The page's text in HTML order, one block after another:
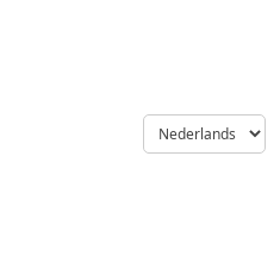
language